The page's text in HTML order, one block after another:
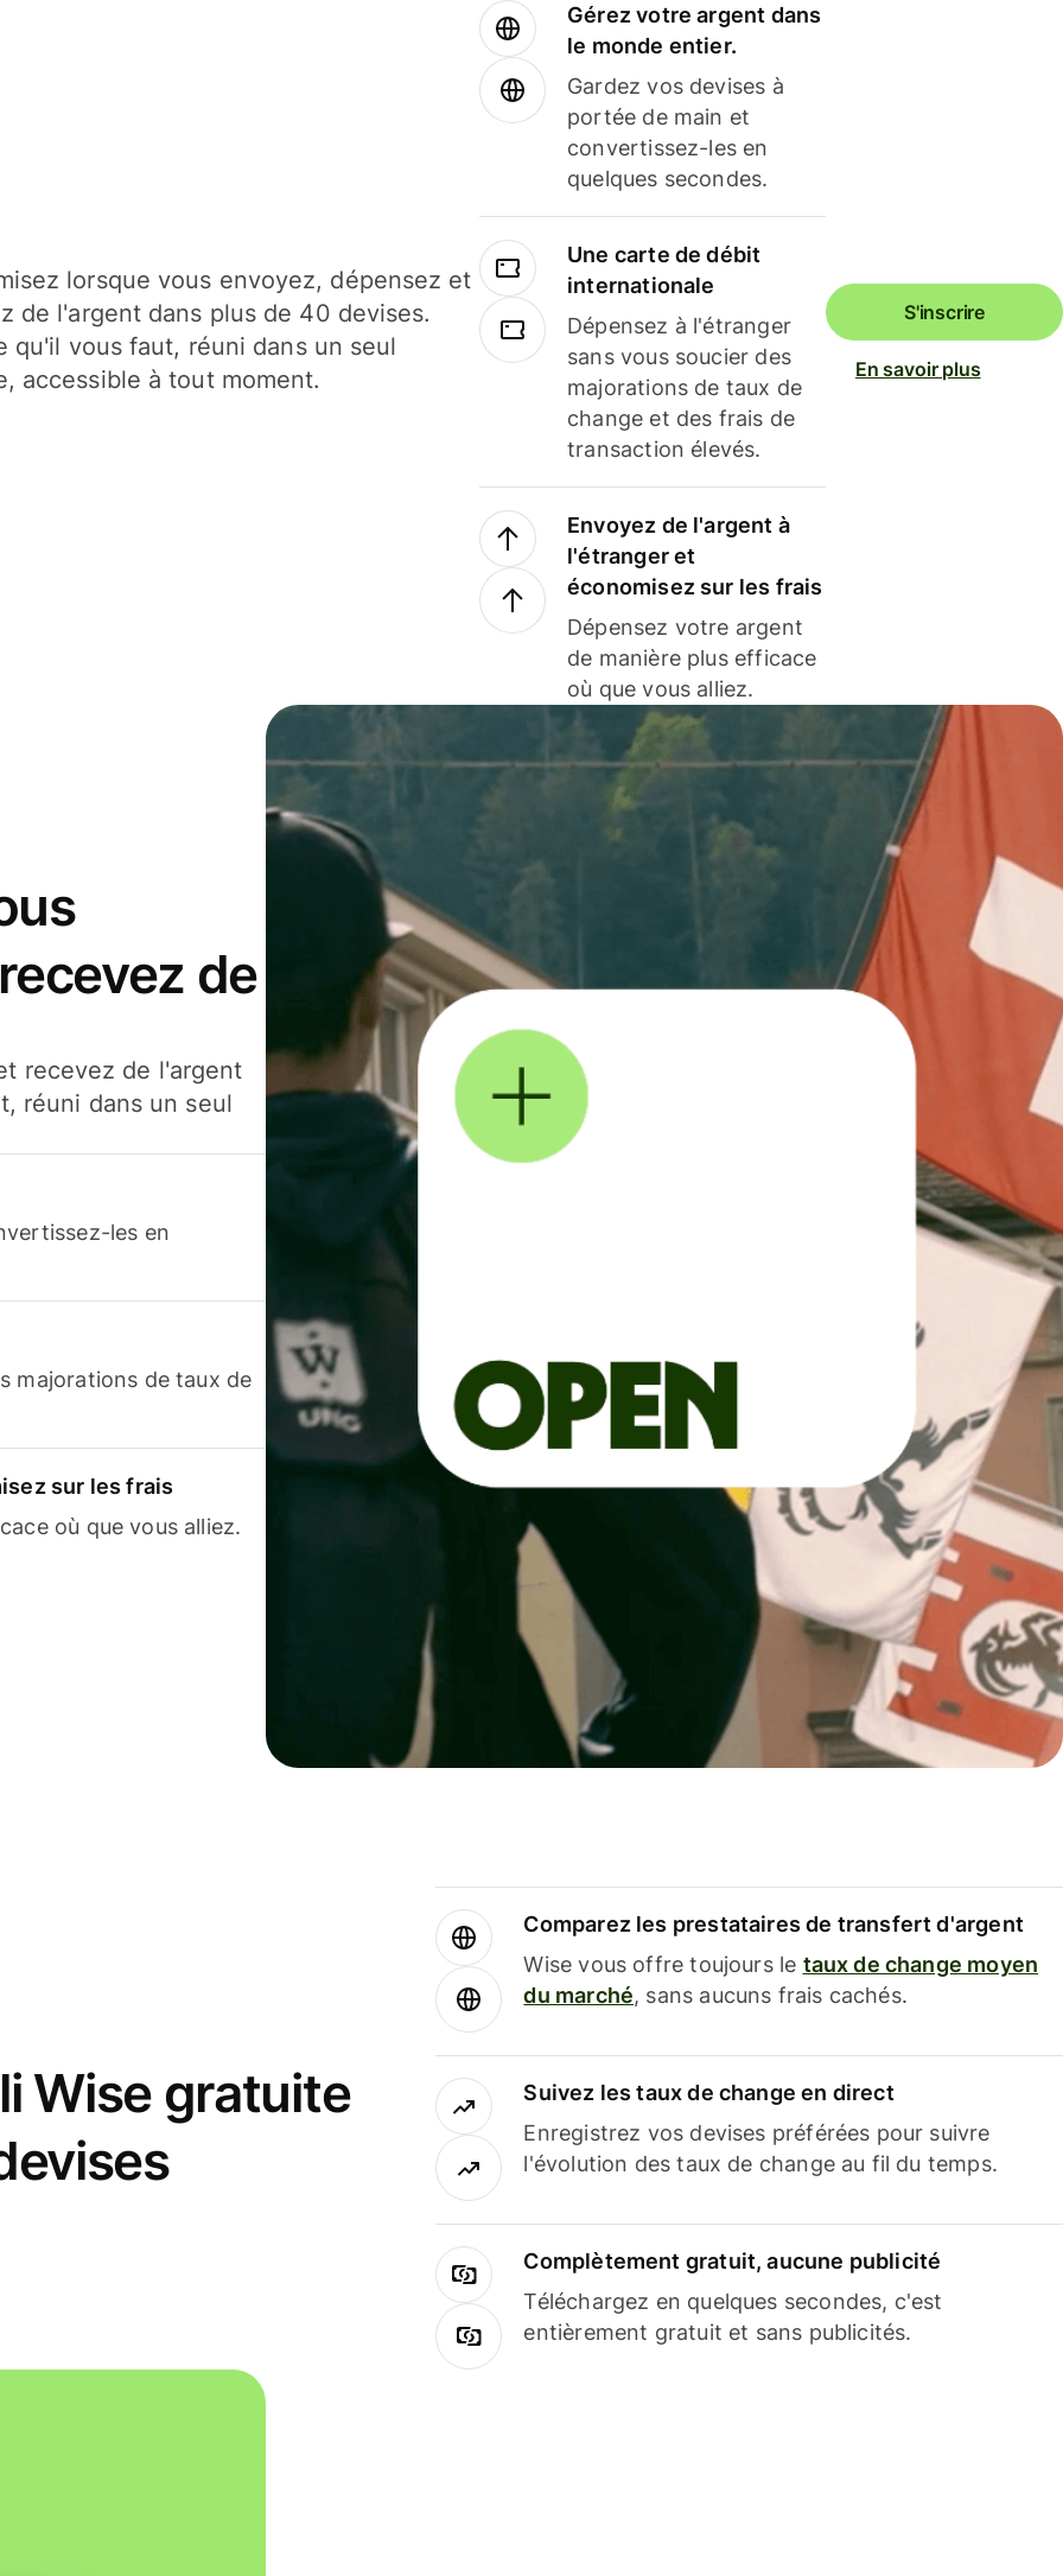
lorsque vous envoyez, dépensez et
de l'argent dans plus de 40 devises.
qu'il vous faut, réuni dans un seul
accessible à tout moment.
Gérez votre argent dans
le monde entier.
Gardez vos devises à
portée de main et
convertissez-les en
quelques secondes.
Une carte de débit
internationale
Dépensez à l'étranger
sans vous soucier des
majorations de taux de
change et des frais de
transaction élevés.
Envoyez de l'argent à
l'étranger et
économisez sur les frais
Dépensez votre argent
de manière plus efficace
où que vous alliez.
S'inscrire
En savoir plus
de
recevez de l'argent
réuni dans un seul
les en
majorations de taux de
sur les frais
où que vous alliez.
Wise gratuite
Comparez les prestataires de transfert d'argent
Wise vous offre toujours le taux de change moyen
du marché, sans aucuns frais cachés.
Suivez les taux de change en direct
Enregistrez vos devises préférées pour suivre
l'évolution des taux de change au fil du temps.
Complètement gratuit, aucune publicité
Téléchargez en quelques secondes, c'est
entièrement gratuit et sans publicités.